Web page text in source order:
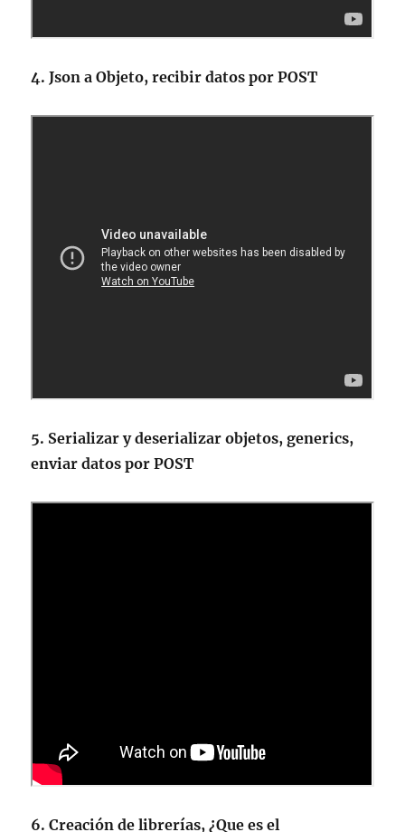
4. Json a Objeto, recibir datos por POST
5. Serializar y deserializar objetos, generics,
enviar datos por POST
6. Creación de librerías, ¿Que es el